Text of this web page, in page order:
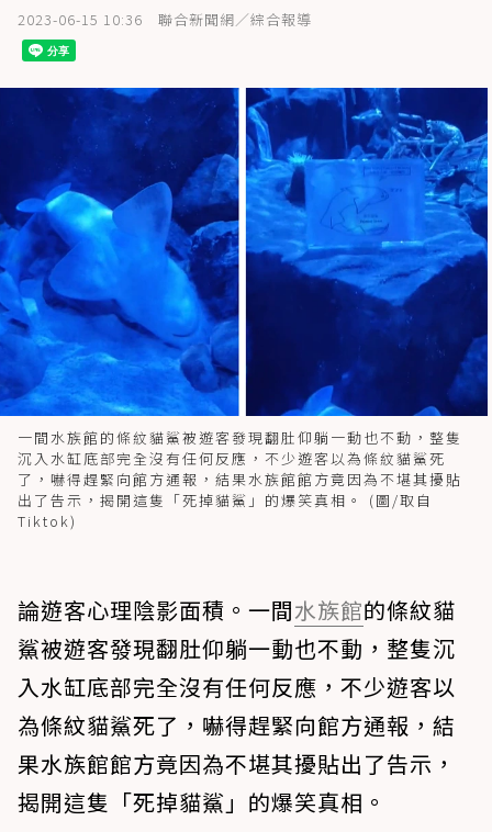
2023-06-15 10:36 聯合新聞網／綜合報導
一間水族館的條紋貓鯊被遊客發現翻肚仰躺一動也不動，整隻
沉入水缸底部完全沒有任何反應，不少遊客以為條紋貓鯊死
了，嚇得趕緊向館方通報，結果水族館館方竟因為不堪其擾貼
出了告示，揭開這隻「死掉貓鯊」的爆笑真相。 (圖/取自
Tiktok)
論遊客心理陰影面積。一間水族館的條紋貓
鯊被遊客發現翻肚仰躺一動也不動，整隻沉
入水缸底部完全沒有任何反應，不少遊客以
為條紋貓鯊死了，嚇得趕緊向館方通報，結
果水族館館方竟因為不堪其擾貼出了告示，
揭開這隻「死掉貓鯊」的爆笑真相。